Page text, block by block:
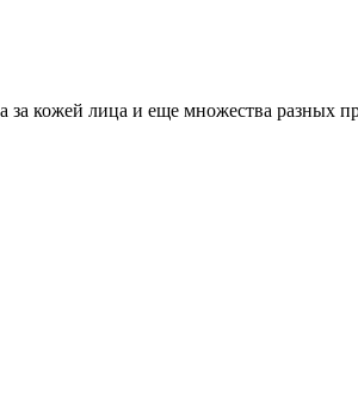
за кожей лица и еще множества разных